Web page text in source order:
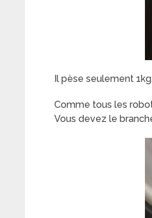
Il pèse seulement
Comme tous les
Vous devez le